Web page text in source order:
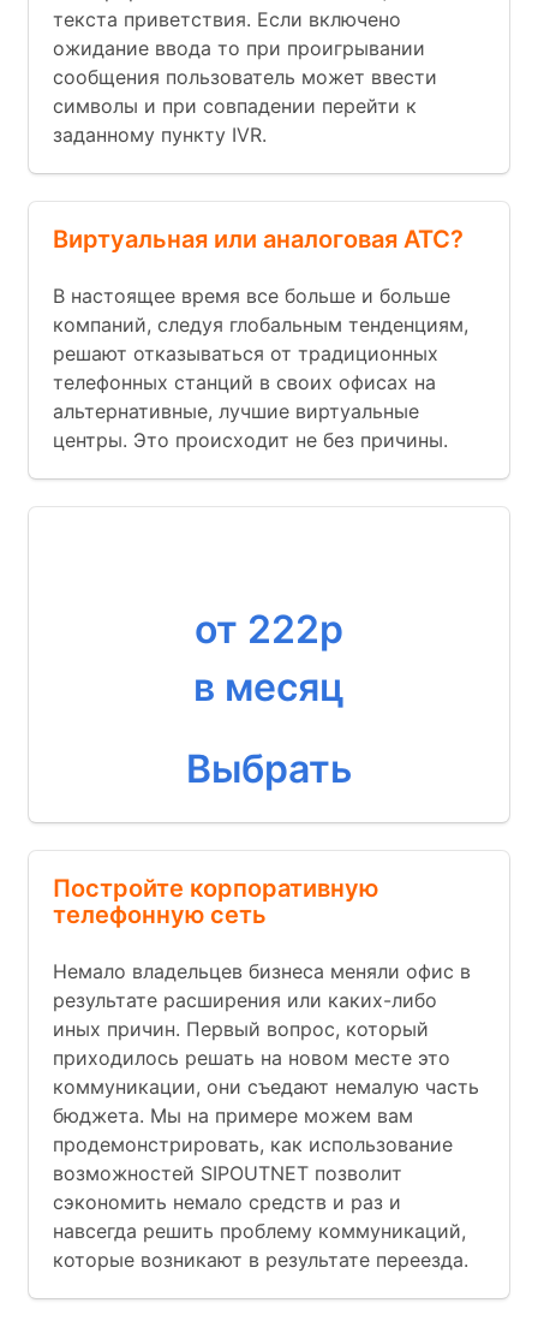
текста приветствия. Если включено
ожидание ввода то при проигрывании
сообщения пользователь может ввести
символы и при совпадении перейти к
заданному пункту IVR.
Виртуальная или аналоговая АТС?
В настоящее время все больше и больше
компаний, следуя глобальным тенденциям,
решают отказываться от традиционных
телефонных станций в своих офисах на
альтернативные, лучшие виртуальные
центры. Это происходит не без причины.
от 222р
в месяц
Выбрать
Постройте корпоративную
телефонную сеть
Немало владельцев бизнеса меняли офис в
результате расширения или каких-либо
иных причин. Первый вопрос, который
приходилось решать на новом месте это
коммуникации, они съедают немалую часть
бюджета. Мы на примере можем вам
продемонстрировать, как использование
возможностей SIPOUTNET позволит
сэкономить немало средств и раз и
навсегда решить проблему коммуникаций,
которые возникают в результате переезда.